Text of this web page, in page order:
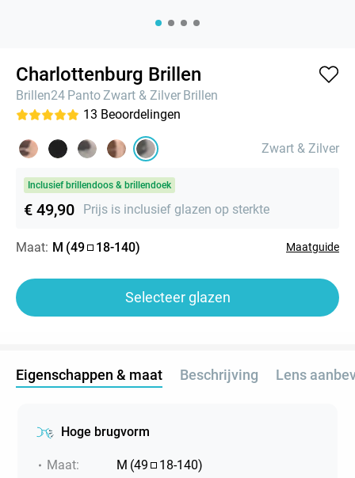
Charlottenburg Brillen
Brillen24 PantoZwart & Zilver Brillen
13 Beoordelingen
Zwart & Zilver
Inclusief brillendoos & brillendoek
€ 49,90 Prijs is inclusief glazen op sterkte
Maat: M (49 18-140) Maatguide
Selecteer glazen
Eigenschappen & maat Beschrijving Lens
Hoge brugvorm
Maat: M (49 18-140)